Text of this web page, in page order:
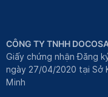
CÔNG TY TNHH
Giấy chứng nhận Đăng
ngày 27/04/2020 tại Sở
Minh